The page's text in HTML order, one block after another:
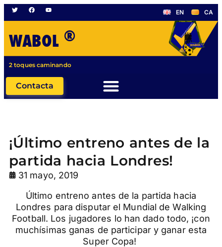
EN CA
WABOL ®
2 toques caminando
Contacta
¡Último entreno antes de la
partida hacia Londres!
31 mayo, 2019
Último entreno antes de la partida hacia
Londres para disputar el Mundial de Walking
Football. Los jugadores lo han dado todo, ¡con
muchísimas ganas de participar y ganar esta
Super Copa!